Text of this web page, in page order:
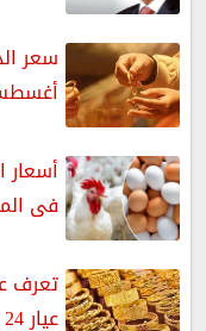
أغسطس
فى
تعرف
عيار 24 بـ6480 جنيها